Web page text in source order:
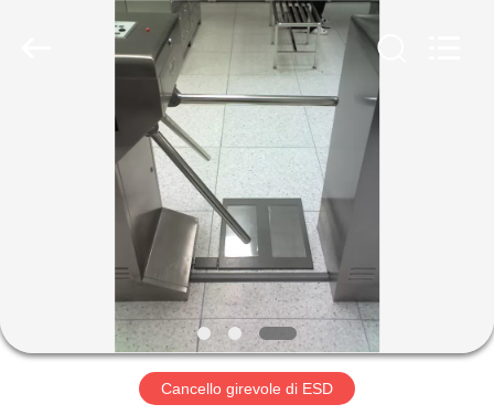
PRODOTTI
GIRO
Cancello girevole di ESD